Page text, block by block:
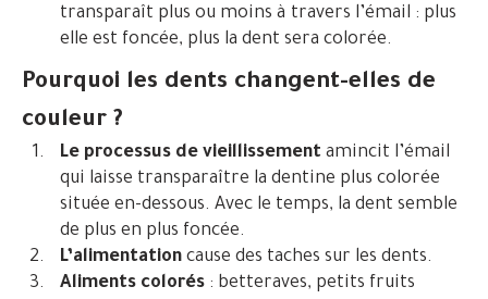
transparaît plus ou moins à travers l’émail : plus
elle est foncée, plus la dent sera colorée.
Pourquoi les dents changent-elles de
couleur ?
Le processus de vieillissement amincit l’émail
qui laisse transparaître la dentine plus colorée
située en-dessous. Avec le temps, la dent semble
de plus en plus foncée.
L’alimentation cause des taches sur les dents.
Aliments colorés : betteraves, petits fruits